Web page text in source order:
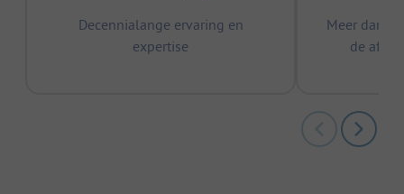
Decennialange ervaring en
expertise
Meer dan
de